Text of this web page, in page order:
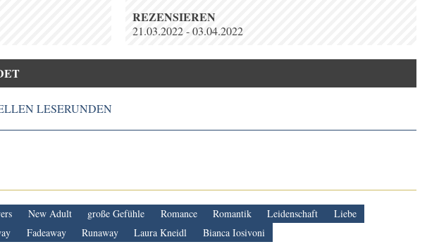
REZENSIEREN
21.03.2022 - 03.04.2022
LESERUNDEN
New Adult große Gefühle Romance Romantik Leidenschaft
Liebe
Fadeaway Runaway Laura Kneidl Bianca Iosivoni